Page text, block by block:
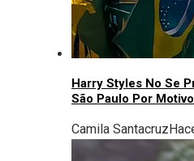
Harry Styles No Se
São Paulo Por
Camila Santacruz